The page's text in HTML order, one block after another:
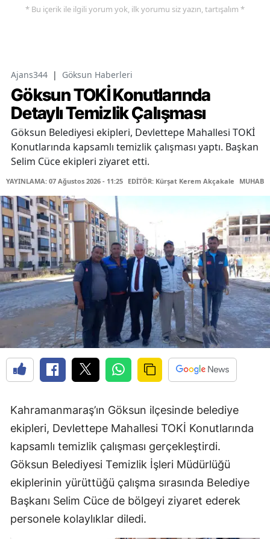
* Bu içerik ile ilgili yorum yok, ilk yorumu siz yazın, tartışalım *
Ajans344 | Göksun Haberleri
Göksun TOKİ Konutlarında
Detaylı Temizlik Çalışması
Göksun Belediyesi ekipleri, Devlettepe Mahallesi TOKİ
Konutlarında kapsamlı temizlik çalışması yaptı. Başkan
Selim Cüce ekipleri ziyaret etti.
YAYINLAMA: 07 Ağustos 2026 - 11:25 EDİTÖR: Kürşat Kerem Akçakale
Kahramanmaraş’ın Göksun ilçesinde belediye
ekipleri, Devlettepe Mahallesi TOKİ Konutlarında
kapsamlı temizlik çalışması gerçekleştirdi.
Göksun Belediyesi Temizlik İşleri Müdürlüğü
ekiplerinin yürüttüğü çalışma sırasında Belediye
Başkanı Selim Cüce de bölgeyi ziyaret ederek
personele kolaylıklar diledi.